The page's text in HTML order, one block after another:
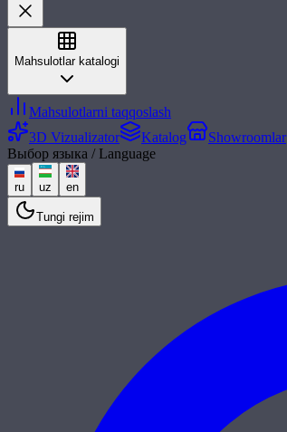
Mahsulotlar katalogi
Mahsulotlarni taqqoslash
3D Vizualizator
Katalog Showroomlar
Выбор языка / Language
ru uz en
Tungi rejim